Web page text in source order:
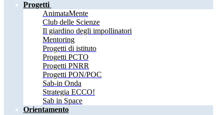
Progetti
AnimataMente
Club delle Scienze
Il giardino degli impollinatori
Mentoring
Progetti di istituto
Progetti PCTO
Progetti PNRR
Progetti PON/POC
Sab-in Onda
Strategia ECCO!
Sab in Space
Orientamento